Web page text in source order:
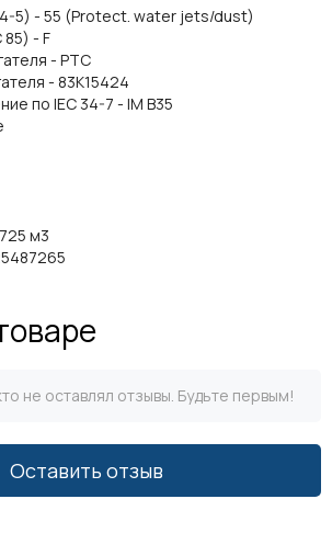
5) - 55 (Protect. water jets/dust)
85) - F
- PTC
- 83K15424
по IEC 34-7 - IM B35
м3
не оставлял отзывы. Будьте первым!
Оставить отзыв